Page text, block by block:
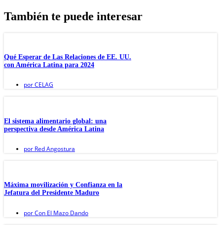
También te puede interesar
Qué Esperar de Las Relaciones de EE. UU.
con América Latina para 2024
porCELAG
El sistema alimentario global: una
perspectiva desde América Latina
por Red Angostura
Máxima movilización y Confianza en la
Jefatura del Presidente Maduro
porCon El Mazo Dando